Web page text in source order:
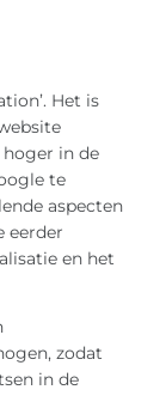
Het is
in de
te
aspecten
eerder
en het
zodat
in de